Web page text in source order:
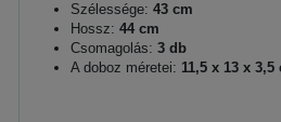
Szélessége: 43 cm
Hossz: 44 cm
Csomagolás: 3 db
A doboz méretei: 11,5 x 13 x 3,5